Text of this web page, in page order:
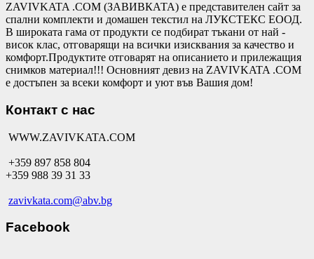
ZAVIVKATA .COM (ЗАВИВКАТА) е представителен сайт за
спални комплекти и домашен текстил на ЛУКСТЕКС ЕООД.
В широката гама от продукти се подбират тъкани от най -
висок клас, отговарящи на всички изисквания за качество и
комфорт.Продуктите отговарят на описанието и прилежащия
снимков материал!!! Основният девиз на ZAVIVKATA .COM
е достъпен за всеки комфорт и уют във Вашия дом!
Контакт с нас
WWW.ZAVIVKATA.COM
+359 897 858 804
+359 988 39 31 33
zavivkata.com@abv.bg
Facebook